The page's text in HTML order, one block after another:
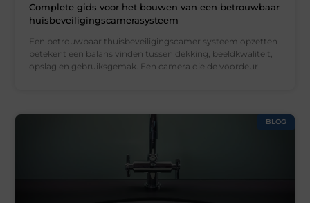
Complete gids voor het bouwen van een betrouwbaar
huisbeveiligingscamerasysteem
Een betrouwbaar thuisbeveiligingscamer systeem opzetten
betekent een balans vinden tussen dekking, beeldkwaliteit,
opslag en gebruiksgemak. Een camera die de voordeur
BLOG